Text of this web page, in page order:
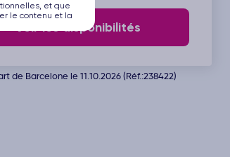
Voir les disponibilités
de Barcelone le 11.10.2026 (Réf.:238422)
et que
le contenu et la